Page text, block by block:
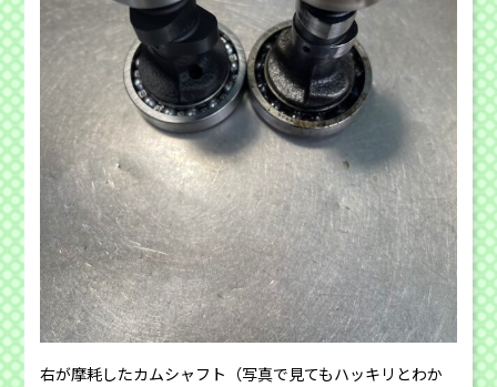
右が摩耗したカムシャフト（写真で見てもハッキリとわか